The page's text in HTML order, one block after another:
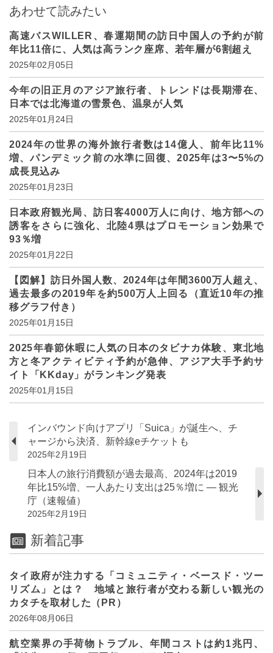
あわせて読みたい
高速バスWILLER、春運期間の訪日中国人の予約が前
年比11倍に、人気は高ランク座席、若年層が6割超え
2025年02月05日
今年の旧正月のアジア旅行者、トレンドは長期滞在、
日本では北海道の雪景色、温泉が人気
2025年01月24日
2024年の世界の海外旅行者数は14億人、前年比11%
増、パンデミック前の水準に回復、2025年は3〜5%の
成長見込み
2025年01月23日
日本政府観光局、訪日客4000万人に向け、地方部への
誘客をさらに強化、北陸4県はプロモーション効果で
93％増
2025年01月22日
【図解】訪日外国人数、2024年は年間3600万人超え、
過去最多の2019年を約500万人上回る（直近10年の推
移グラフ付き）
2025年01月15日
2025年春節休暇に人気の日本のタビナカ体験、東北地
方と冬アクティビティ予約が急伸、アジア大手予約サ
イト「KKday」がランキング発表
2025年01月15日
インバウンド向けアプリ「Suica」が誕生へ、チ
ャージから決済、新幹線eチケットも
2025年2月19日
日本人の旅行消費額が過去最高、2024年は2019
年比15%増、一人あたり支出は25％増に ― 観光
庁（速報値）
2025年2月19日
新着記事
タイ政府が注力する「コミュニティ・ベースド・ツー
リズム」とは？ 地域と旅行者が交わる新しい観光の
カタチを取材した（PR）
2026年08月06日
航空業界の手荷物トラブル、年間コストは約1兆円、